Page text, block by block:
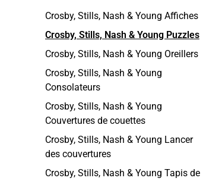
Crosby, Stills, Nash & Young Affiches
Crosby, Stills, Nash & Young Puzzles
Crosby, Stills, Nash & Young Oreillers
Crosby, Stills, Nash & Young
Consolateurs
Crosby, Stills, Nash & Young
Couvertures de couettes
Crosby, Stills, Nash & Young Lancer
des couvertures
Crosby, Stills, Nash & Young Tapis de